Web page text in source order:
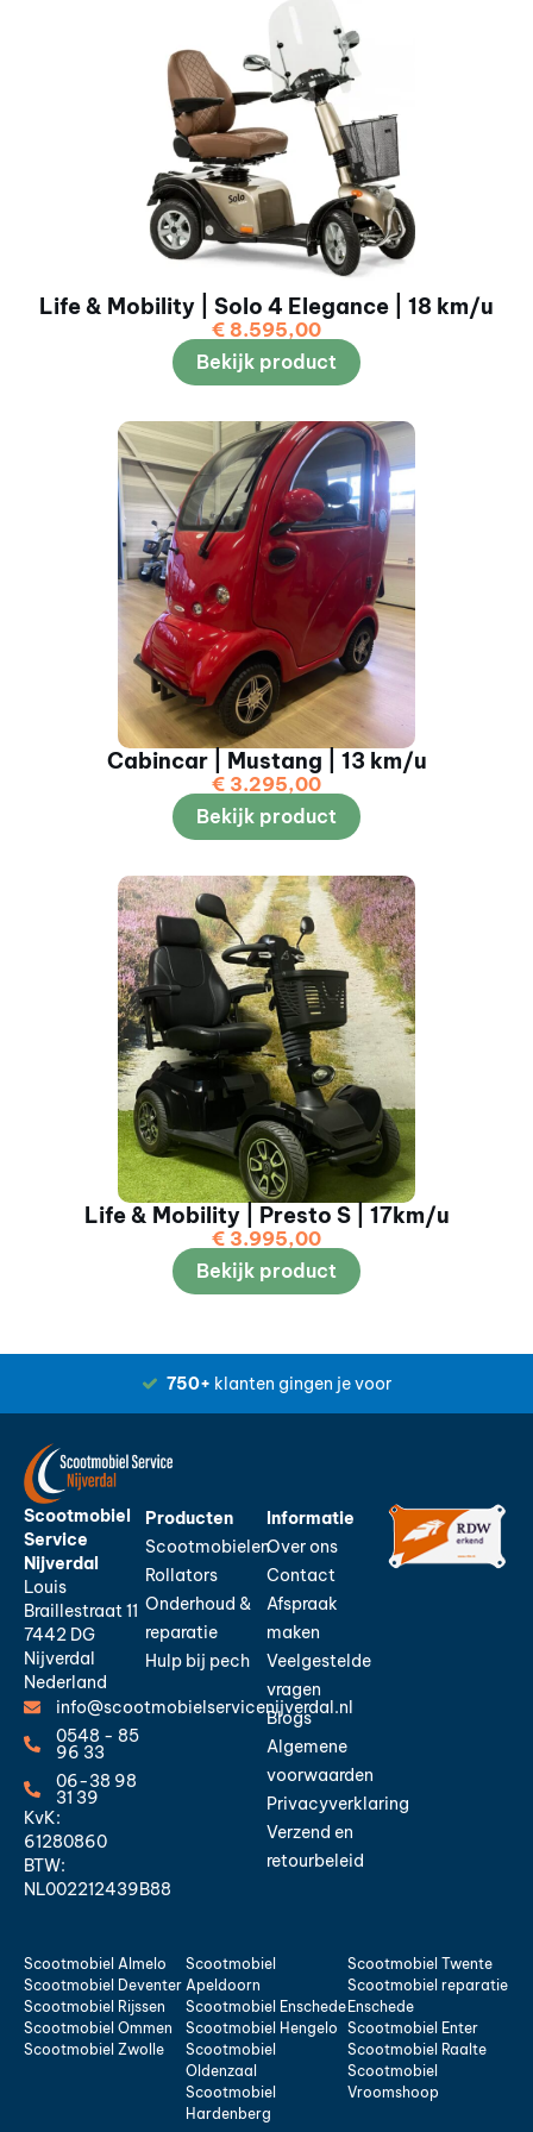
Life & Mobility | Solo 4 Elegance | 18 km/u
€ 8.595,00
Bekijk product
Cabincar | Mustang | 13 km/u
€ 3.295,00
Bekijk product
Life & Mobility | Presto S | 17km/u
€ 3.995,00
Bekijk product
750+ klanten gingen je voor
Scootmobiel
Service
Nijverdal
Louis
Braillestraat 11
7442 DG
Nijverdal
Nederland
info@scootmobielservicenijverdal.nl
0548 - 85
96 33
06-38 98
31 39
KvK:
61280860
BTW:
NL002212439B88
Producten
Scootmobielen
Rollators
Onderhoud &
reparatie
Hulp bij pech
Informatie
Over ons
Contact
Afspraak
maken
Veelgestelde
vragen
Blogs
Algemene
voorwaarden
Privacyverklaring
Verzend en
retourbeleid
Scootmobiel Almelo
Scootmobiel Deventer
Scootmobiel Rijssen
Scootmobiel Ommen
Scootmobiel Zwolle
Scootmobiel
Apeldoorn
Scootmobiel Enschede
Scootmobiel Hengelo
Scootmobiel
Oldenzaal
Scootmobiel
Hardenberg
Scootmobiel Twente
Scootmobiel reparatie
Enschede
Scootmobiel Enter
Scootmobiel Raalte
Scootmobiel
Vroomshoop